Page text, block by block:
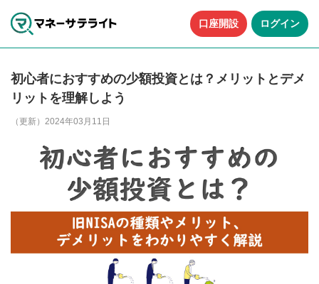
口座開設 ログイン
初心者におすすめの少額投資とは？メリットとデメ
リットを理解しよう
（更新）2024年03月11日